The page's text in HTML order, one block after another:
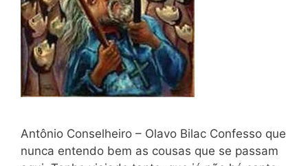
Antônio Conselheiro – Olavo Bilac Confesso que
nunca entendo bem as cousas que se pas­sam